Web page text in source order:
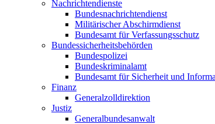
Nachrichtendienste
Bundesnachrichtendienst
Militärischer Abschirmdienst
Bundesamt für Verfassungsschutz
Bundessicherheitsbehörden
Bundespolizei
Bundeskriminalamt
Bundesamt für Sicherheit und
Finanz
Generalzolldirektion
Justiz
Generalbundesanwalt